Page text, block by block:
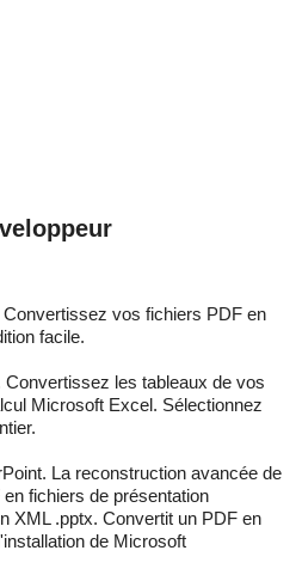
vos fichiers PDF en
facile.
les tableaux de vos
Microsoft Excel. Sélectionnez
La reconstruction avancée de
fichiers de présentation
XML .pptx. Convertit un PDF en
de Microsoft